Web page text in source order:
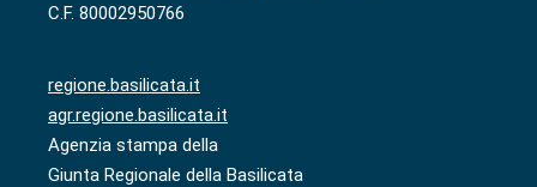
C.F. 80002950766
regione.basilicata.it
agr.regione.basilicata.it
Agenzia stampa della
Giunta Regionale della Basilicata